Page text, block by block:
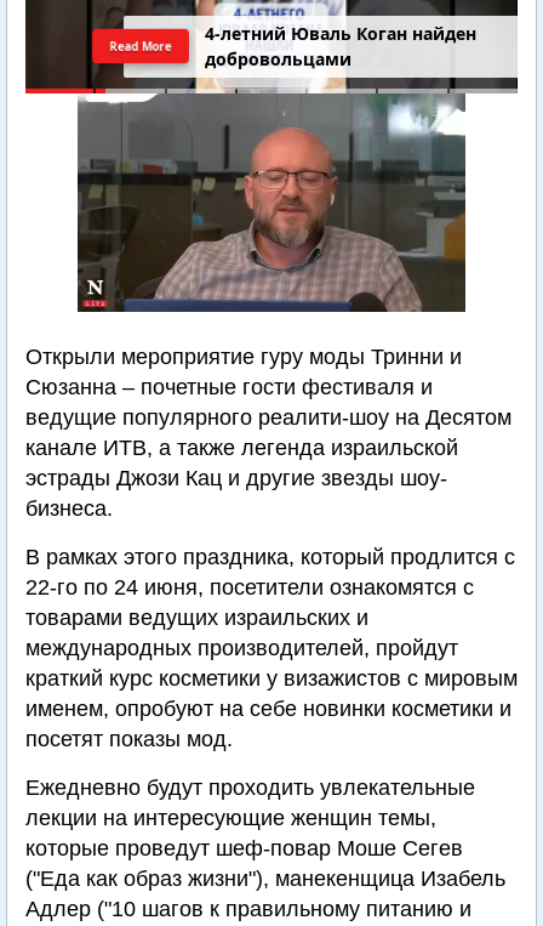
4-летний Юваль Коган найден
добровольцами
Read More
Открыли мероприятие гуру моды Тринни и
Сюзанна – почетные гости фестиваля и
ведущие популярного реалити-шоу на Десятом
канале ИТВ, а также легенда израильской
эстрады Джози Кац и другие звезды шоу-
бизнеса.
В рамках этого праздника, который продлится с
22-го по 24 июня, посетители ознакомятся с
товарами ведущих израильских и
международных производителей, пройдут
краткий курс косметики у визажистов с мировым
именем, опробуют на себе новинки косметики и
посетят показы мод.
Ежедневно будут проходить увлекательные
лекции на интересующие женщин темы,
которые проведут шеф-повар Моше Сегев
("Еда как образ жизни"), манекенщица Изабель
Адлер ("10 шагов к правильному питанию и